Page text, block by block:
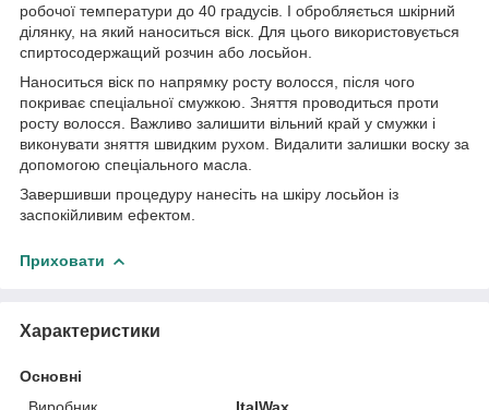
робочої температури до 40 градусів. І обробляється шкірний
ділянку, на який наноситься віск. Для цього використовується
спиртосодержащий розчин або лосьйон.
Наноситься віск по напрямку росту волосся, після чого
покриває спеціальної смужкою. Зняття проводиться проти
росту волосся. Важливо залишити вільний край у смужки і
виконувати зняття швидким рухом. Видалити залишки воску за
допомогою спеціального масла.
Завершивши процедуру нанесіть на шкіру лосьйон із
заспокійливим ефектом.
Приховати
Характеристики
Основні
Виробник
ItalWax